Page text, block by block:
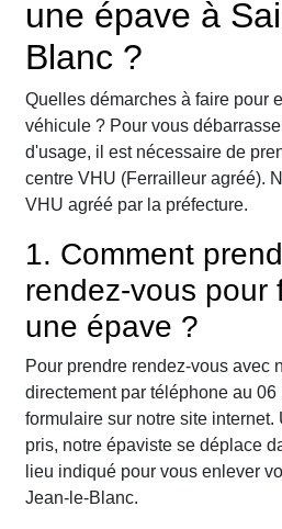
une épave à
Blanc ?
Quelles démarches à faire pour
véhicule ? Pour vous
d'usage, il est nécessaire de
centre VHU (Ferrailleur agréé).
VHU agréé par la préfecture.
1. Comment
rendez-vous pour
une épave ?
Pour prendre rendez-vous avec
directement par téléphone au
formulaire sur notre site
pris, notre épaviste se déplace
lieu indiqué pour vous enlever
Jean-le-Blanc.